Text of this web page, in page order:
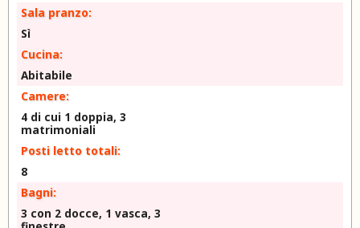
Sala pranzo:
Sì
Cucina:
Abitabile
Camere:
4 di cui 1 doppia, 3
matrimoniali
Posti letto totali:
8
Bagni:
3 con 2 docce, 1 vasca, 3